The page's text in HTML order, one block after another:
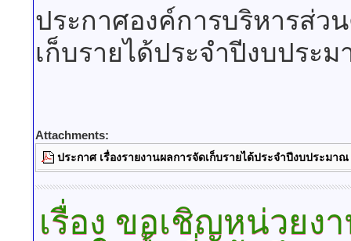
ประกาศองค์การบริหารส่ว
เก็บรายได้ประจำปีงบประ
Attachments:
ประกาศ เรื่องรายงานผลการจัดเก็บรายได้ประจำปีงบประมา
เรื่อง ขอเชิญหน่วยง